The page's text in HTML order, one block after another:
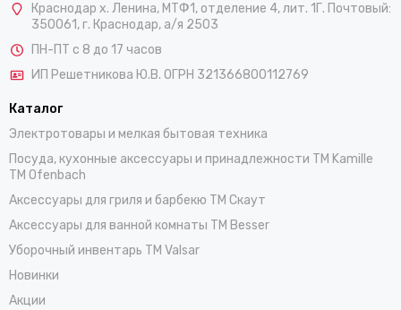
Краснодар х. Ленина, МТФ1, отделение 4, лит. 1Г. Почтовый:
350061, г. Краснодар, а/я 2503
ПН-ПТ с 8 до 17 часов
ИП Решетникова Ю.В. ОГРН 321366800112769
Каталог
Электротовары и мелкая бытовая техника
Посуда, кухонные аксессуары и принадлежности TM Kamille
TM Ofenbach
Аксессуары для гриля и барбекю TM Скаут
Аксессуары для ванной комнаты TM Besser
Уборочный инвентарь TM Valsar
Новинки
Акции